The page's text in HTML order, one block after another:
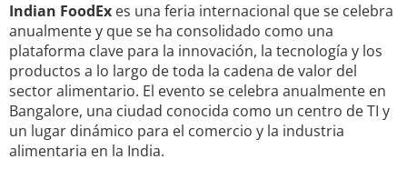
Indian FoodEx es una feria internacional que se celebra
anualmente y que se ha consolidado como una
plataforma clave para la innovación, la tecnología y los
productos a lo largo de toda la cadena de valor del
sector alimentario. El evento se celebra anualmente en
Bangalore, una ciudad conocida como un centro de TI y
un lugar dinámico para el comercio y la industria
alimentaria en la India.